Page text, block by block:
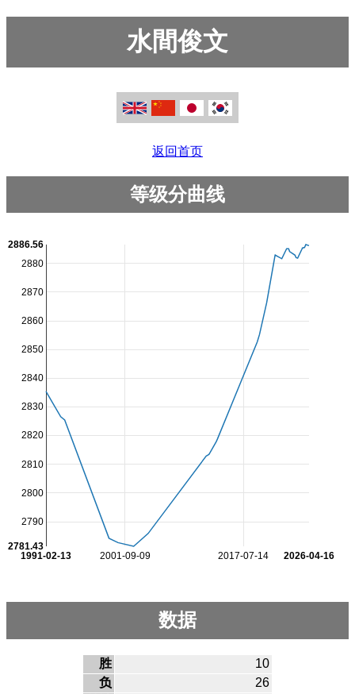
水間俊文
返回首页
等级分曲线
2001-09-09 2017-07-14
1991-02-13 2026-04-16
2790
2800
2810
2820
2830
2840
2850
2860
2870
2880
2781.43
2886.56
数据
胜
10
负
26